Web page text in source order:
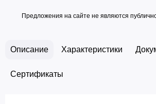
Предложения на сайте не являются
Описание Характеристики
Сертификаты